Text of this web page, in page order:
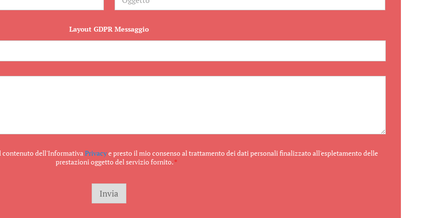
g
t
t
o
Layout GDPR Messaggio
contenuto dell'InformativaPrivacye presto il mio consenso al trattamento dei dati personali finalizzato all'espletamento delle
prestazioni oggetto del servizio fornito.*
Invia